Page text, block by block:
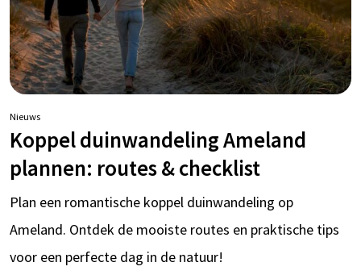
Nieuws
Koppel duinwandeling Ameland
plannen: routes & checklist
Plan een romantische koppel duinwandeling op
Ameland. Ontdek de mooiste routes en praktische tips
voor een perfecte dag in de natuur!